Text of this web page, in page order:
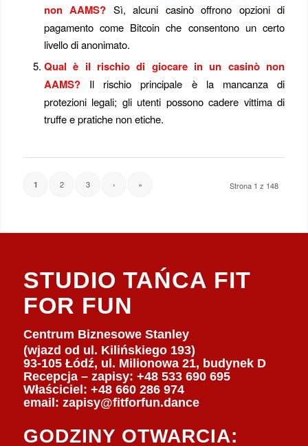
non AAMS? Sì, alcuni casinò offrono opzioni di
pagamento come Bitcoin che consentono un certo
livello di anonimato.
Qual è il rischio di giocare in un casinò non
AAMS?Il rischio principale è la mancanza di
protezioni legali; gli utenti possono cadere vittima di
truffe e pratiche non etiche.
Strona 1 z 148
1 2 3 › »
STUDIO TAŃCA FIT
FOR FUN
Centrum Biznesowe Stanley
(wjazd od ul. Kilińskiego 193)
93-105 Łódź, ul. Milionowa 21, budynek D
Recepcja – zapisy: +48 533 690 695
Właściciel: +48 660 286 974
email: zapisy@fitforfun.dance
GODZINY OTWARCIA: